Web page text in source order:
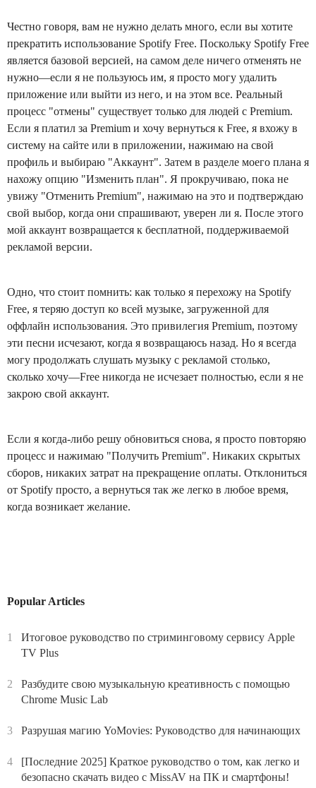
Честно говоря, вам не нужно делать много, если вы хотите
прекратить использование Spotify Free. Поскольку Spotify Free
является базовой версией, на самом деле ничего отменять не
нужно—если я не пользуюсь им, я просто могу удалить
приложение или выйти из него, и на этом все. Реальный
процесс "отмены" существует только для людей с Premium.
Если я платил за Premium и хочу вернуться к Free, я вхожу в
систему на сайте или в приложении, нажимаю на свой
профиль и выбираю "Аккаунт". Затем в разделе моего плана я
нахожу опцию "Изменить план". Я прокручиваю, пока не
увижу "Отменить Premium", нажимаю на это и подтверждаю
свой выбор, когда они спрашивают, уверен ли я. После этого
мой аккаунт возвращается к бесплатной, поддерживаемой
рекламой версии.
Одно, что стоит помнить: как только я перехожу на Spotify
Free, я теряю доступ ко всей музыке, загруженной для
оффлайн использования. Это привилегия Premium, поэтому
эти песни исчезают, когда я возвращаюсь назад. Но я всегда
могу продолжать слушать музыку с рекламой столько,
сколько хочу—Free никогда не исчезает полностью, если я не
закрою свой аккаунт.
Если я когда-либо решу обновиться снова, я просто повторяю
процесс и нажимаю "Получить Premium". Никаких скрытых
сборов, никаких затрат на прекращение оплаты. Отклониться
от Spotify просто, а вернуться так же легко в любое время,
когда возникает желание.
Popular Articles
1
Итоговое руководство по стриминговому сервису Apple
TV Plus
2
Разбудите свою музыкальную креативность с помощью
Chrome Music Lab
3 Разрушая магию YoMovies: Руководство для начинающих
4
[Последние 2025] Краткое руководство о том, как легко и
безопасно скачать видео с MissAV на ПК и смартфоны!